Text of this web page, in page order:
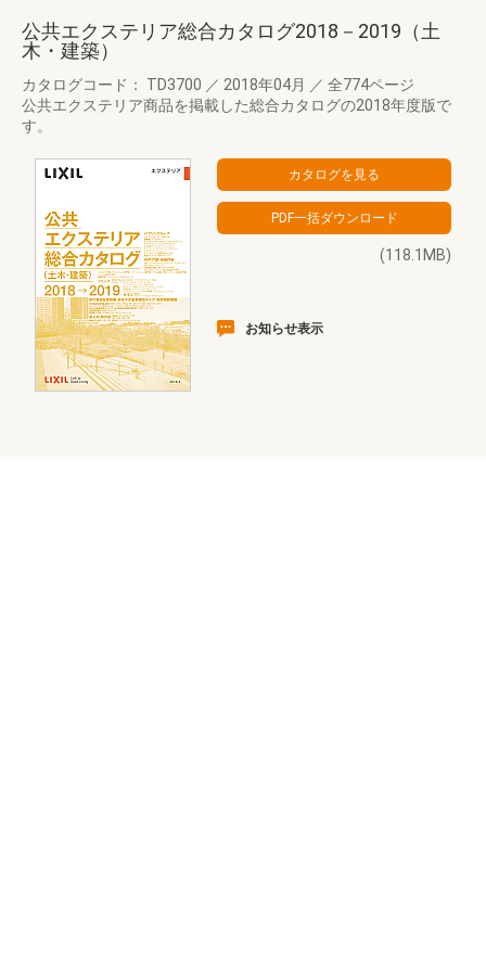
公共エクステリア総合カタログ2018－2019（土
木・建築）
カタログコード： TD3700 ／ 2018年04月 ／ 全774ページ
公共エクステリア商品を掲載した総合カタログの2018年度版で
す。
(118.1MB)
お知らせ表示